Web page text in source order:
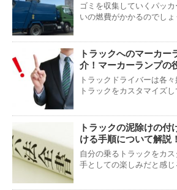
ゴミを収集していくパッ
いの燃費がかかるのでしょ
トラックへのマーカー
介！マーカーランプの
トラックドライバーは各
トラックをカスタマイズし
トラックの泥除けの付
ける手順について解説！
自分の乗るトラックをカ
手としての楽しみだと感じ